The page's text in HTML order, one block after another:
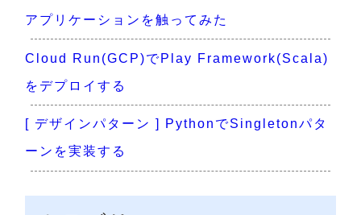
アプリケーションを触ってみた
Cloud Run(GCP)でPlay Framework(Scala)
をデプロイする
[ デザインパターン ] PythonでSingletonパタ
ーンを実装する